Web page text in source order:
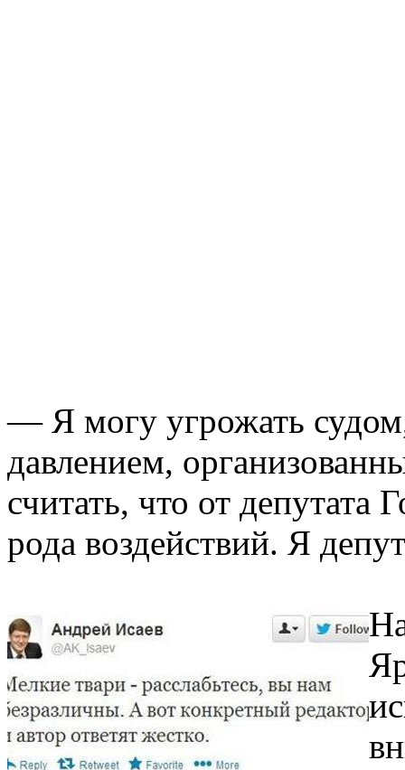
— Я могу угрожать
давлением,
считать, что от
рода воздействий. Я